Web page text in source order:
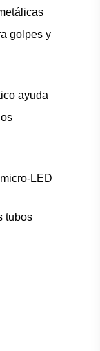
golpes y
ayuda
LED
tubos